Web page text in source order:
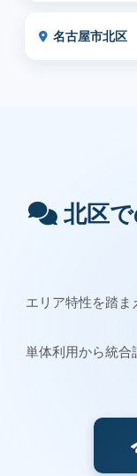
名古屋市北区
北区で
エリア特性を踏ま
単体利用から統合